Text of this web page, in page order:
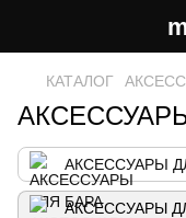
КАТАЛОГ
АКСЕССУАРЬІ
АКСЕССУАРЫ